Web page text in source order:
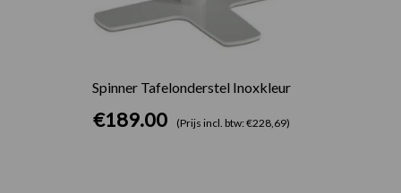
Spinner Tafelonderstel Inoxkleur
€189.00 (Prijs incl. btw: €228,69)